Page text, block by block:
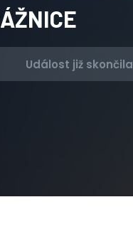
Událost již skončila